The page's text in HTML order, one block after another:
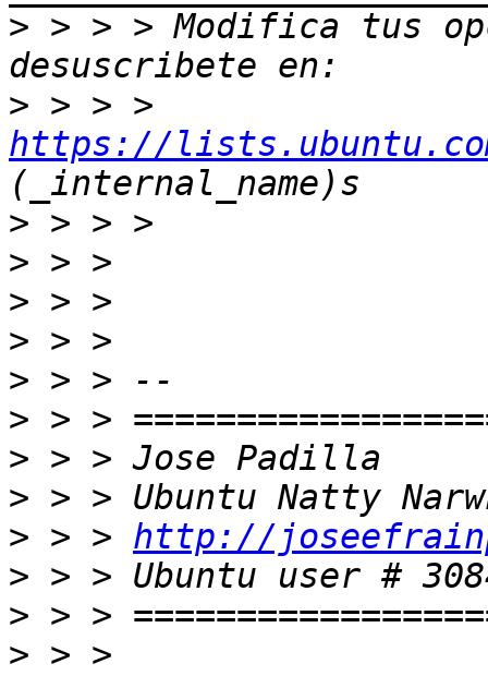
> > > > Modifica tus
>
https://
>
>
>
>
>
>
>
>
> > > http://
>
>
> > >